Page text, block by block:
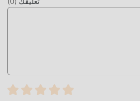
ذلك ، تمت مصادقة جميع التعديلات يدويًا بواسطة moddroid ، فهي
مجانية ومتاحة بنسبة 100٪. الآن ، ما عليك سوى تنزيل moddroid